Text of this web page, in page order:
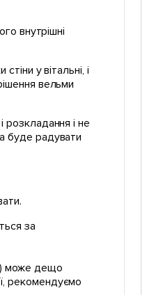
внутрішні
у вітальні, і
вельми
розкладання і не
буде радувати
за
може дещо
рекомендуємо